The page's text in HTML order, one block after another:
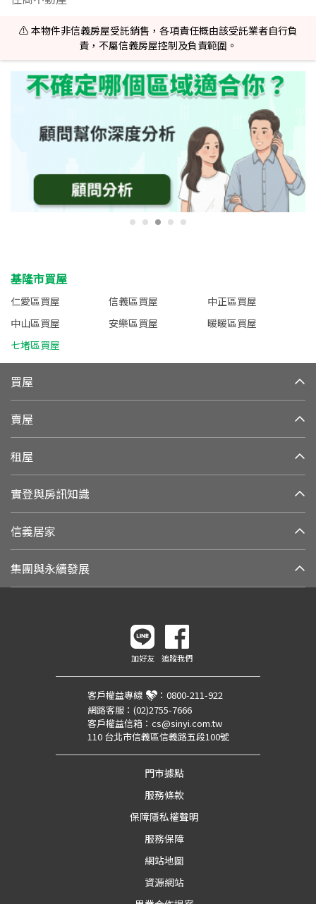
⚠️ 本物件非信義房屋受託銷售，各項責任概由該受託業者自行負
責，不屬信義房屋控制及負責範圍。
基隆市買屋
仁愛區買屋 信義區買屋
中正區買屋
中山區買屋
安樂區買屋
暖暖區買屋
七堵區買屋
買屋
賣屋
租屋
實登與房訊知識
信義居家
集團與永續發展
加好友 追蹤我們
客戶權益專線 ： 0800-211-922
網路客服： (02)2755-7666
客戶權益信箱： cs@sinyi.com.tw
110 台北市信義區信義路五段100號
門市據點
服務條款
保障隱私權聲明
服務保障
網站地圖
資源網站